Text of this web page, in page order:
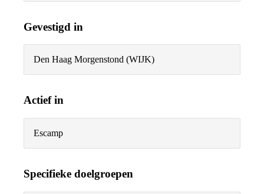
Gevestigd in
Den Haag Morgenstond (WIJK)
Actief in
Escamp
Specifieke doelgroepen